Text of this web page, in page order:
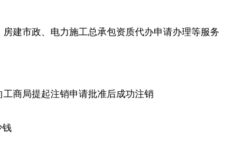
建市政、电力施工总承包资质代办申请办理等服务
商局提起注销申请批准后成功注销
钱